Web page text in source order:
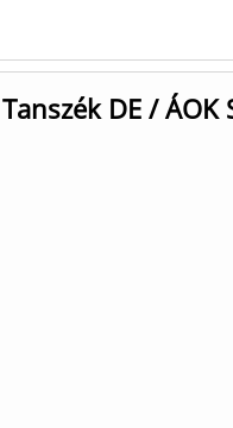
DE / ÁOK